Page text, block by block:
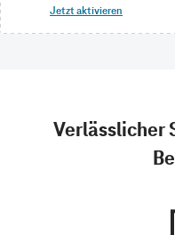
Jetzt aktivieren